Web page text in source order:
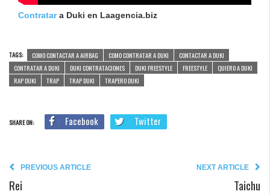
Contratara Duki en Laagencia.biz
TAGS: COMO CONTACTAR A AIRBAG COMO CONTRATAR A DUKI
CONTACTAR A DUKI
CONTRATAR A DUKI
DUKI CONTRATACIONES DUKI FREESTYLE FREESTYLE
QUIERO A DUKI
RAP DUKI
TRAP TRAP DUKI TRAPERO DUKI
SHARE ON: Facebook Twitter
PREVIOUS ARTICLE
Rei
NEXT ARTICLE
Taichu